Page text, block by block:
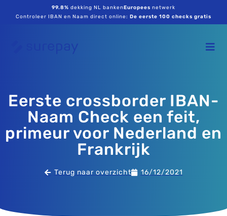
99.8% dekking NL bankenEuropees netwerk
Controleer IBAN en Naam direct online: De eerste 100 checks gratis
Eerste crossborder IBAN-
Naam Check een feit,
primeur voor Nederland en
Frankrijk
Terug naar overzicht 16/12/2021